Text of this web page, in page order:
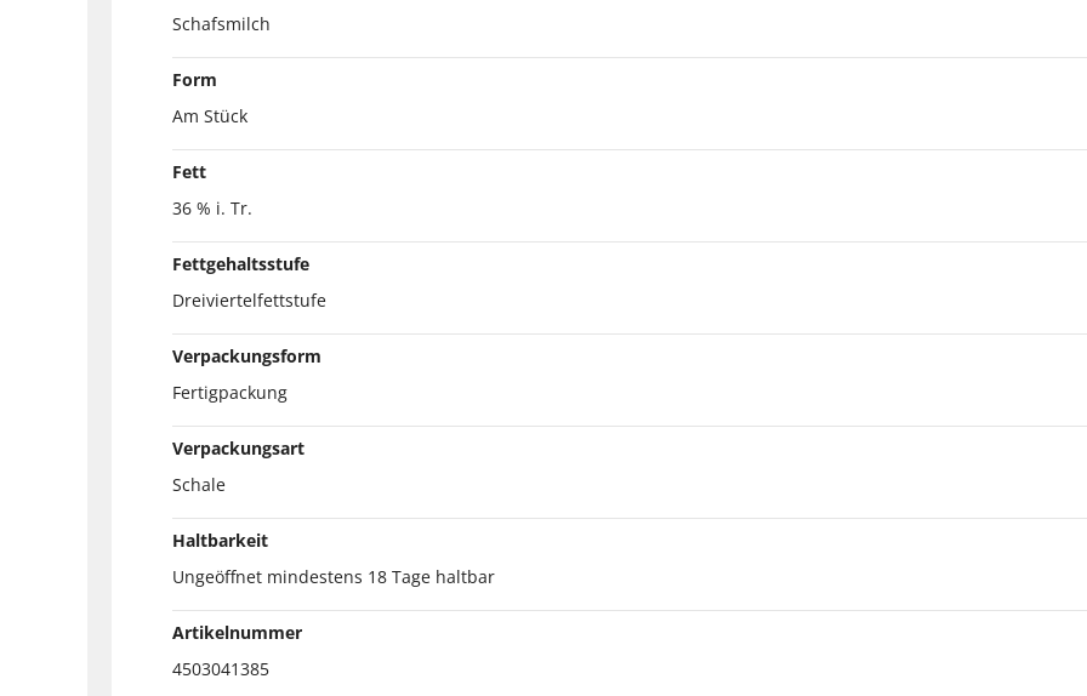
Schafsmilch
Form
Am Stück
Fett
36 % i. Tr.
Fettgehaltsstufe
Dreiviertelfettstufe
Verpackungsform
Fertigpackung
Verpackungsart
Schale
Haltbarkeit
Ungeöffnet mindestens 18 Tage haltbar
Artikelnummer
4503041385